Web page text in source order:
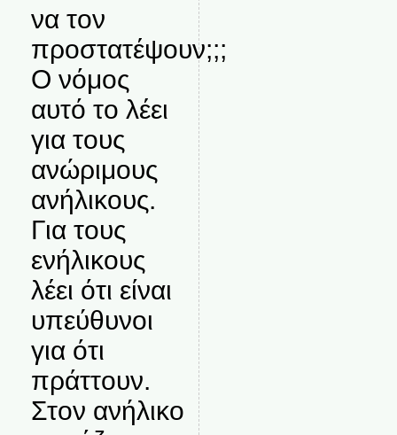
να τον
προστατέψουν;;;
Ο νόμος
αυτό το λέει
για τους
ανώριμους
ανήλικους.
Για τους
ενήλικους
λέει ότι είναι
υπεύθυνοι
για ότι
πράττουν.
Στον ανήλικο